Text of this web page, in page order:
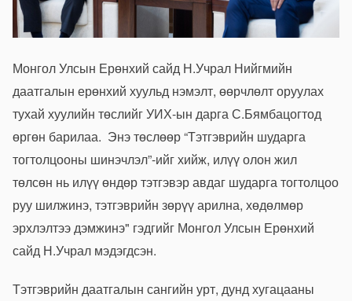
Монгол Улсын Ерөнхий сайд Н.Учрал Нийгмийн
даатгалын ерөнхий хуульд нэмэлт, өөрчлөлт оруулах
тухай хуулийн төслийг УИХ-ын дарга С.Бямбацогтод
өргөн барилаа. Энэ төслөөр “Тэтгэврийн шударга
тогтолцооны шинэчлэл”-ийг хийж, илүү олон жил
төлсөн нь илүү өндөр тэтгэвэр авдаг шударга тогтолцоо
руу шилжинэ, тэтгэврийн зөрүү арилна, хөдөлмөр
эрхлэлтээ дэмжинэ" гэдгийг Монгол Улсын Ерөнхий
сайд Н.Учрал мэдэгдсэн.
Тэтгэврийн даатгалын сангийн урт, дунд хугацааны